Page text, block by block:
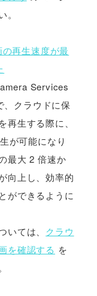
。
再生速度が最
Services
クラウドに保
再生する際に、
が可能になり
最大 2 倍速か
向上し、効率的
ができるように
いては、 クラウ
を確認する を